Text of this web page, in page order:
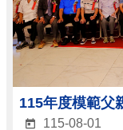
115年度模範父
115-08-01